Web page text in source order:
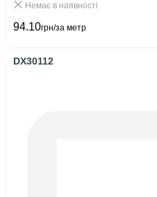
Немає в наявності
94.10грн/за метр
DX30112